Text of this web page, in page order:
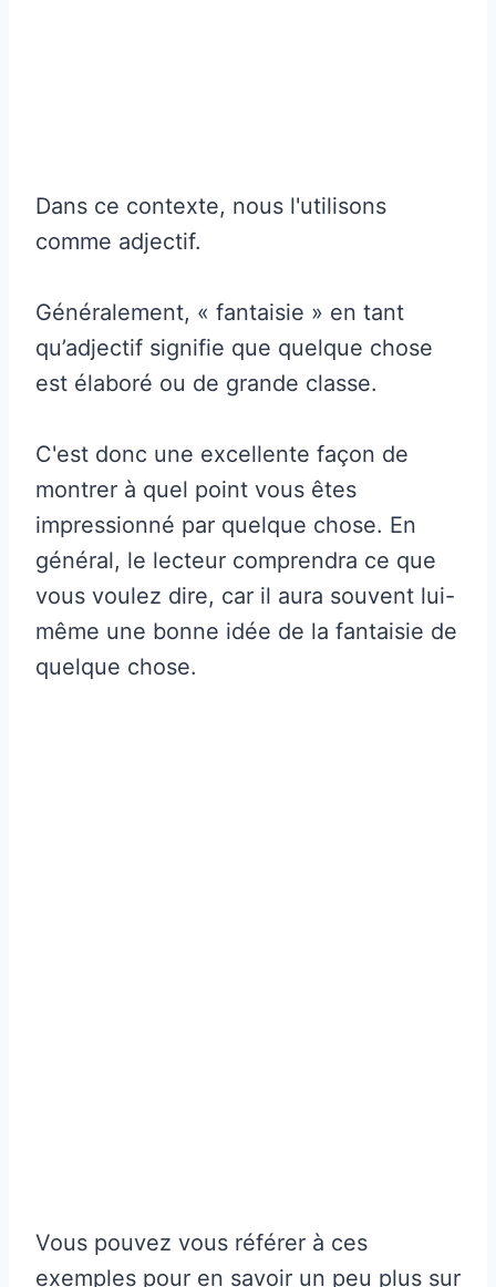
Dans ce contexte, nous l'utilisons
comme adjectif.
Généralement, « fantaisie » en tant
qu’adjectif signifie que quelque chose
est élaboré ou de grande classe.
C'est donc une excellente façon de
montrer à quel point vous êtes
impressionné par quelque chose. En
général, le lecteur comprendra ce que
vous voulez dire, car il aura souvent lui-
même une bonne idée de la fantaisie de
quelque chose.
Vous pouvez vous référer à ces
exemples pour en savoir un peu plus sur